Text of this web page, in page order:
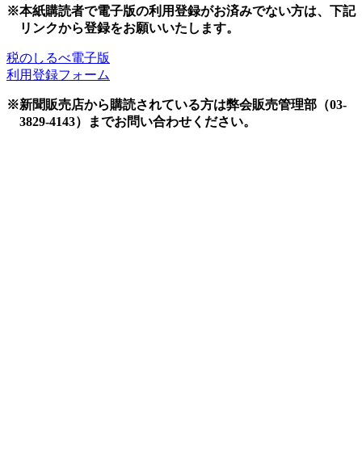
※本紙購読者で電子版の利用登録がお済みでない方は、下記
リンクから登録をお願いいたします。
税のしるべ電子版
利用登録フォーム
※新聞販売店から購読されている方は弊会販売管理部（03-
3829-4143）までお問い合わせください。